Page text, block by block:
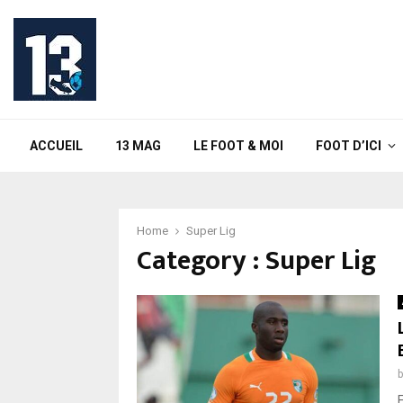
ACCUEIL 13 MAG LE FOOT & MOI FOOT D’ICI
Home Super Lig
Category : Super Lig